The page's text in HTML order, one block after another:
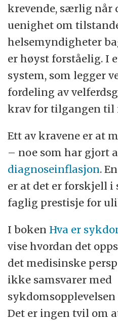
krevende, særlig når
uenighet om
helsemyndigheter
er høyst forståelig. I
system, som legger
fordeling av
krav for tilgangen til
Ett av kravene er at
– noe som har gjort
diagnoseinflasjon.
er at det er forskjell i
faglig prestisje for
I boken Hva er
vise hvordan det
det medisinske
ikke samsvarer med
Det er ingen tvil om